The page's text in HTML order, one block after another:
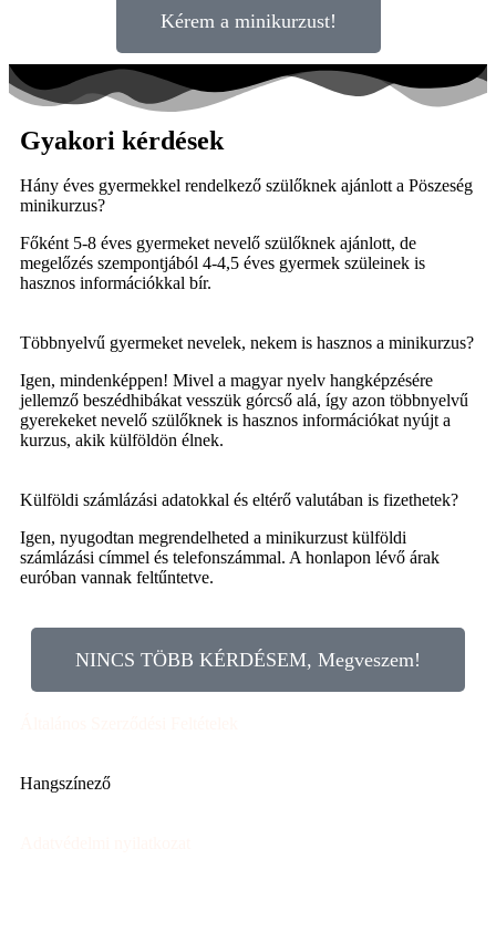
Kérem a minikurzust!
Gyakori kérdések
Hány éves gyermekkel rendelkező szülőknek ajánlott a Pöszeség
minikurzus?
Főként 5-8 éves gyermeket nevelő szülőknek ajánlott, de
megelőzés szempontjából 4-4,5 éves gyermek szüleinek is
hasznos információkkal bír.
Többnyelvű gyermeket nevelek, nekem is hasznos a minikurzus?
Igen, mindenképpen! Mivel a magyar nyelv hangképzésére
jellemző beszédhibákat vesszük górcső alá, így azon többnyelvű
gyerekeket nevelő szülőknek is hasznos információkat nyújt a
kurzus, akik külföldön élnek.
Külföldi számlázási adatokkal és eltérő valutában is fizethetek?
Igen, nyugodtan megrendelheted a minikurzust külföldi
számlázási címmel és telefonszámmal. A honlapon lévő árak
euróban vannak feltűntetve.
NINCS TÖBB KÉRDÉSEM, Megveszem!
Hangszínező